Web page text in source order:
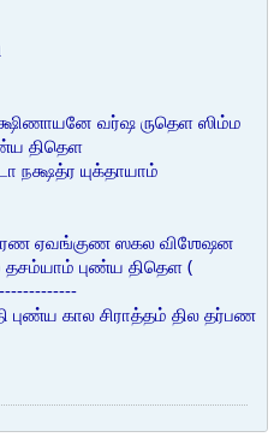
வர்ஷ ருதெள ஸிம்ம
திதெள
நக்ஷத்ர யுக்தாயாம்
ஏவங்குண ஸகல விஶேஷன
புண்ய திதெள (
புண்ய கால சிராத்தம் தில தர்பண